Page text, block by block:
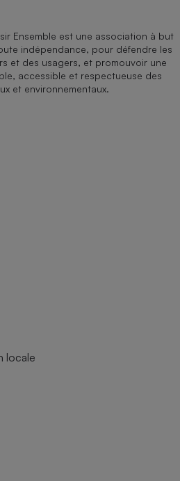
Ensemble est une association à but
indépendance, pour défendre les
et des usagers, et promouvoir une
accessible et respectueuse des
et environnementaux.
locale